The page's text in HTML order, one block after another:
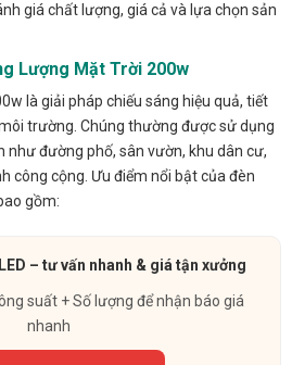
giá chất lượng, giá cả và lựa chọn sản
Lượng Mặt Trời 200w
là giải pháp chiếu sáng hiệu quả, tiết
trường. Chúng thường được sử dụng
như đường phố, sân vườn, khu dân cư,
công cộng. Ưu điểm nổi bật của đèn
gồm:
– tư vấn nhanh & giá tận xưởng
suất + Số lượng để nhận báo giá
nhanh